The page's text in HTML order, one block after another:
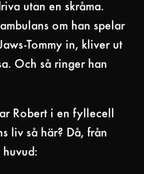
utan en skråma.
om han spelar
Tommy in, kliver ut
Och så ringer han
Robert i en fyllecell
liv så här? Då, från
huvud: